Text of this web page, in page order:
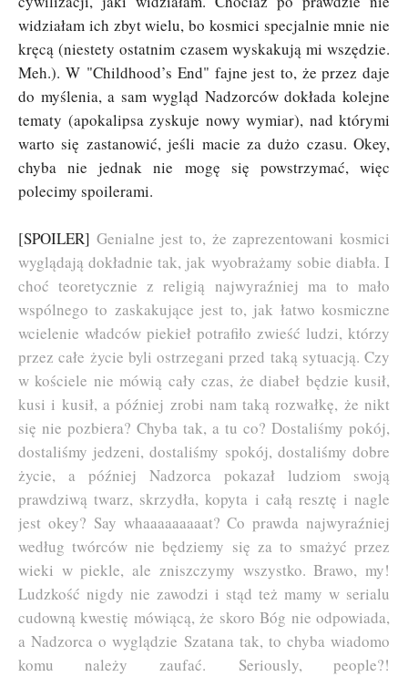
widziałam ich zbyt wielu, bo kosmici specjalnie mnie nie
kręcą (niestety ostatnim czasem wyskakują mi wszędzie.
Meh.). W "Childhood’s End" fajne jest to, że przez daje
do myślenia, a sam wygląd Nadzorców dokłada kolejne
tematy (apokalipsa zyskuje nowy wymiar), nad którymi
warto się zastanowić, jeśli macie za dużo czasu. Okey,
chyba nie jednak nie mogę się powstrzymać, więc
polecimy spoilerami.
[SPOILER] Genialne jest to, że zaprezentowani kosmici
wyglądają dokładnie tak, jak wyobrażamy sobie diabła. I
choć teoretycznie z religią najwyraźniej ma to mało
wspólnego to zaskakujące jest to, jak łatwo kosmiczne
wcielenie władców piekieł potrafiło zwieść ludzi, którzy
przez całe życie byli ostrzegani przed taką sytuacją. Czy
w kościele nie mówią cały czas, że diabeł będzie kusił,
kusi i kusił, a później zrobi nam taką rozwałkę, że nikt
się nie pozbiera? Chyba tak, a tu co? Dostaliśmy pokój,
dostaliśmy jedzeni, dostaliśmy spokój, dostaliśmy dobre
życie, a później Nadzorca pokazał ludziom swoją
prawdziwą twarz, skrzydła, kopyta i całą resztę i nagle
jest okey? Say whaaaaaaaaat? Co prawda najwyraźniej
według twórców nie będziemy się za to smażyć przez
wieki w piekle, ale zniszczymy wszystko. Brawo, my!
Ludzkość nigdy nie zawodzi i stąd też mamy w serialu
cudowną kwestię mówiącą, że skoro Bóg nie odpowiada,
a Nadzorca o wyglądzie Szatana tak, to chyba wiadomo
komu należy zaufać. Seriously, people?!